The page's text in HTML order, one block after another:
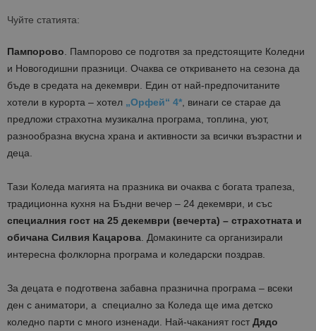
Чуйте статията:
Пампорово. Пампорово се подготвя за предстоящите Коледни
и Новогодишни празници. Очаква се откриването на сезона да
бъде в средата на декември. Един от най-предпочитаните
хотели в курорта – хотел „Орфей“ 4*, винаги се старае да
предложи страхотна музикална програма, топлина, уют,
разнообразна вкусна храна и активности за всички възрастни и
деца.
Тази Коледа магията на празника ви очаква с богата трапеза,
традиционна кухня на Бъдни вечер – 24 декември, и със
специалния гост на 25 декември (вечерта) – страхотната и
обичана Силвия Кацарова. Домакините са организирали
интересна фолклорна програма и коледарски поздрав.
За децата е подготвена забавна празнична програма – всеки
ден с аниматори, а специално за Коледа ще има детско
коледно парти с много изненади. Най-чаканият гост Дядо